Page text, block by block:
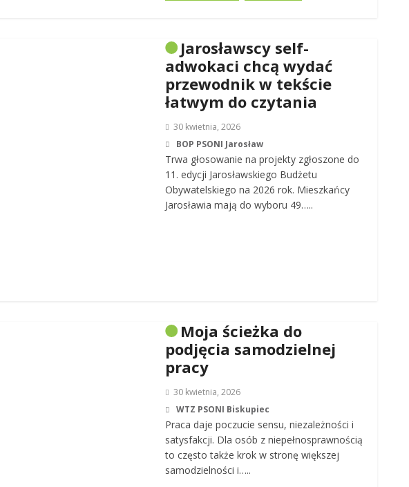
Jarosławscy self-
adwokaci chcą wydać
przewodnik w tekście
łatwym do czytania
30 kwietnia, 2026
BOP PSONI Jarosław
Trwa głosowanie na projekty zgłoszone do
11. edycji Jarosławskiego Budżetu
Obywatelskiego na 2026 rok. Mieszkańcy
Jarosławia mają do wyboru 49…..
Moja ścieżka do
podjęcia samodzielnej
pracy
30 kwietnia, 2026
WTZ PSONI Biskupiec
Praca daje poczucie sensu, niezależności i
satysfakcji. Dla osób z niepełnosprawnością
to często także krok w stronę większej
samodzielności i…..